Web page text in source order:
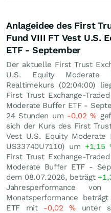
Anlageidee des First
Fund VIII FT Vest U.S.
ETF - September
Der aktuelle First Trust
U.S. Equity
Realtimekurs (02:04:00)
First Trust Exchange-
Moderate Buffer ETF -
24 Stunden um -0,02%
sich der Kurs des First
Vest U.S. Equity
US33740U7110) um +1,15
First Trust Exchange-
Moderate Buffer ETF -
dem 08.07.2026, beträgt
Jahresperformance von
Monatsperformance beträgt
ETF mit -0,02% unter